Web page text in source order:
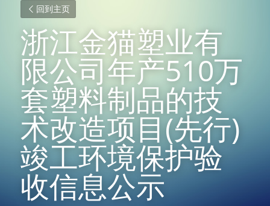
回到主页
浙江金猫塑业有
限公司年产510万
套塑料制品的技
术改造项目(先行)
竣工环境保护验
收信息公示